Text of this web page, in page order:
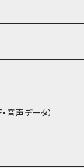
音声データ）